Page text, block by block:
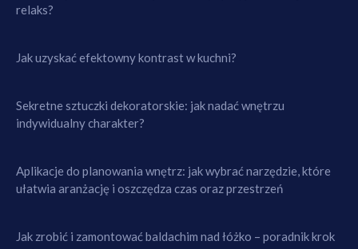
relaks?
Jak uzyskać efektowny kontrast w kuchni?
Sekretne sztuczki dekoratorskie: jak nadać wnętrzu
indywidualny charakter?
Aplikacje do planowania wnętrz: jak wybrać narzędzie, które
ułatwia aranżację i oszczędza czas oraz przestrzeń
Jak zrobić i zamontować baldachim nad łóżko – poradnik krok